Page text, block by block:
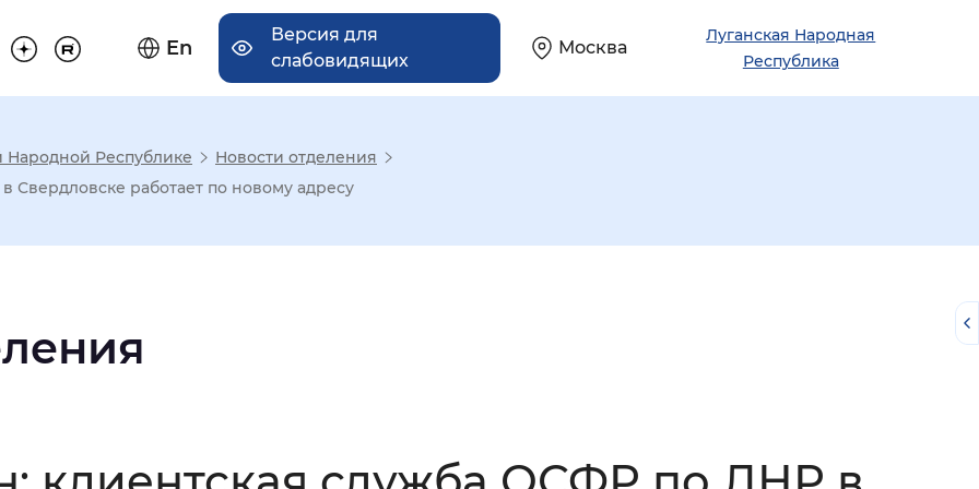
En
Версия для
слабовидящих
Москва
Луганская Народная
Республика
отображения
Большой
Народной Республике
Новости отделения
работает по новому адресу